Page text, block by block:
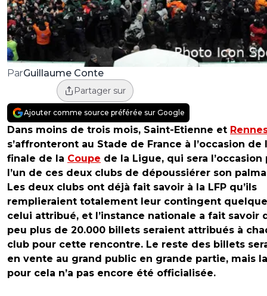
ParGuillaume Conte
Partager sur
Ajouter comme source préférée sur Google
Dans moins de trois mois, Saint-Etienne et
s’affronteront au Stade de France à l’occasion de
finale de la Coupe de la Ligue, qui sera l’occasion
l’un de ces deux clubs de dépoussiérer son
Les deux clubs ont déjà fait savoir à la LFP qu’ils
remplieraient totalement leur contingent
celui attribué, et l’instance nationale a fait savoir
peu plus de 20.000 billets seraient attribués à
club pour cette rencontre. Le reste des billets
en vente au grand public en grande partie, mais
pour cela n’a pas encore été officialisée.